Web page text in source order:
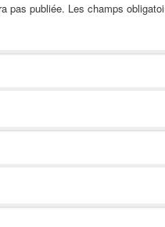
pas publiée. Les champs